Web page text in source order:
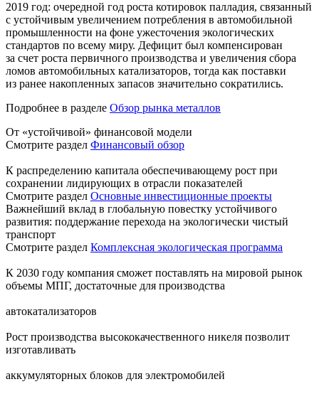
2019 год: очередной год роста котировок палладия, связанный
с устойчивым увеличением потребления в автомобильной
промышленности на фоне ужесточения экологических
стандартов по всему миру. Дефицит был компенсирован
за счет роста первичного производства и увеличения сбора
ломов автомобильных катализаторов, тогда как поставки
из ранее накопленных запасов значительно сократились.
Подробнее в разделе Обзор рынка металлов
От «устойчивой» финансовой модели
Смотрите раздел Финансовый обзор
К распределению капитала обеспечивающему рост при
сохранении лидирующих в отрасли показателей
Смотрите раздел Основные инвестиционные проекты
Важнейший вклад в глобальную повестку устойчивого
развития: поддержание перехода на экологически чистый
транспорт
Смотрите раздел Комплексная экологическая программа
К 2030 году компания сможет поставлять на мировой рынок
объемы МПГ, достаточные для производства
автокатализаторов
Рост производства высококачественного никеля позволит
изготавливать
аккумуляторных блоков для электромобилей